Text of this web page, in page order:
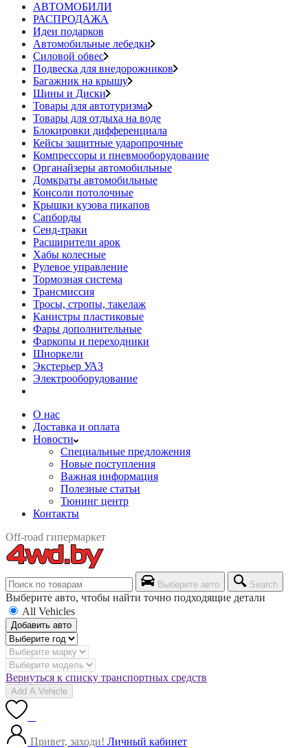
АВТОМОБИЛИ
РАСПРОДАЖА
Идеи подарков
Автомобильные лебедки
Силовой обвес
Подвеска для внедорожников
Багажник на крышу
Шины и Диски
Товары для автотуризма
Товары для отдыха на воде
Блокировки дифференциала
Кейсы защитные ударопрочные
Компрессоры и пневмооборудование
Органайзеры автомобильные
Домкраты автомобильные
Консоли потолочные
Крышки кузова пикапов
Сапборды
Сенд-траки
Расширители арок
Хабы колесные
Рулевое управление
Тормозная система
Трансмиссия
Тросы, стропы, такелаж
Канистры пластиковые
Фары дополнительные
Фаркопы и переходники
Шноркели
Экстерьер УАЗ
Электрооборудование
О нас
Доставка и оплата
Новости
Специальные предложения
Новые поступления
Важная информация
Полезные статьи
Тюнинг центр
Контакты
Off-road гипермаркет
Выберите авто Search
Выберите авто, чтобы найти точно подходящие детали
All Vehicles
Добавить авто
Вернуться к списку транспортных средств
Add A Vehicle
Привет, заходи! Личный кабинет